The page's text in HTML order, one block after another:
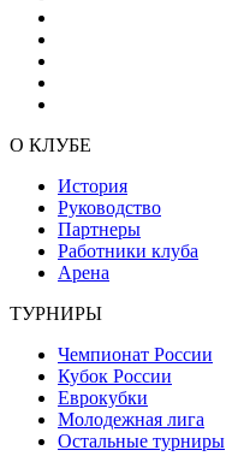
О КЛУБЕ
История
Руководство
Партнеры
Работники клуба
Арена
ТУРНИРЫ
Чемпионат России
Кубок России
Еврокубки
Молодежная лига
Остальные турниры